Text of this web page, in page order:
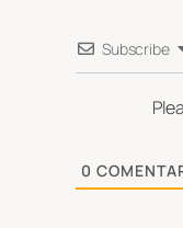
Subscribe
0